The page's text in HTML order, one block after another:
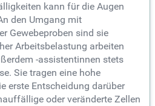
kann für die Augen
den Umgang mit
Gewebeproben sind sie
Arbeitsbelastung arbeiten
-assistentinnen stets
Sie tragen eine hohe
erste Entscheidung darüber
oder veränderte Zellen